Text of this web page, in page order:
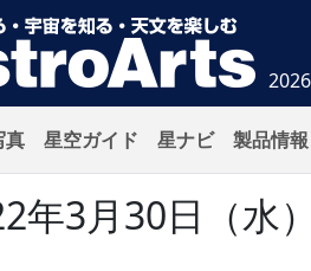
真 星空ガイド 星ナビ 製品情報
年3月30日（水